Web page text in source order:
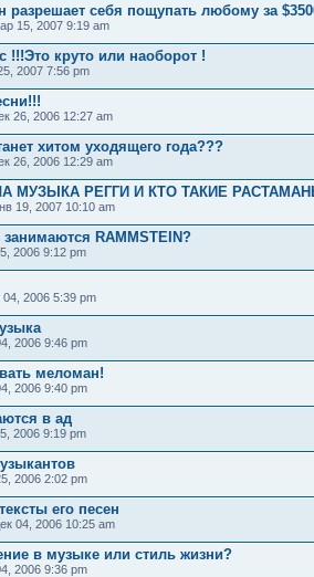
разрешает себя пощупать любому за
15, 2007 9:19 am
!!!Это круто или наоборот !
2007 7:56 pm
26, 2006 12:27 am
хитом уходящего года???
26, 2006 12:29 am
МУЗЫКА РЕГГИ И КТО ТАКИЕ
19, 2007 10:10 am
RAMMSTEIN?
2006 9:12 pm
2006 5:39 pm
2006 9:46 pm
меломан!
2006 9:40 pm
в ад
2006 9:19 pm
2006 2:02 pm
его песен
04, 2006 10:25 am
в музыке или стиль жизни?
2006 9:36 pm